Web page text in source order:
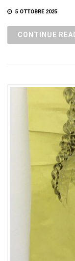
5 OTTOBRE 2025
CONTINUE